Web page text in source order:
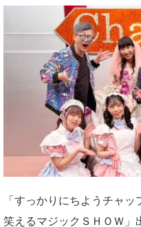
「すっかりにちようチャ
笑えるマジックＳＨＯＷ」